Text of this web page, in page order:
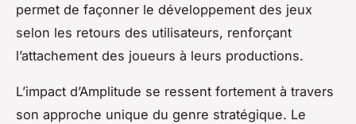
permet de façonner le développement des jeux
selon les retours des utilisateurs, renforçant
l’attachement des joueurs à leurs productions.
L’impact d’Amplitude se ressent fortement à travers
son approche unique du genre stratégique. Le